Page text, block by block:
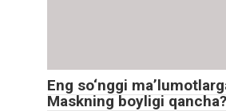
Eng so‘nggi
Maskning boyligi qancha?